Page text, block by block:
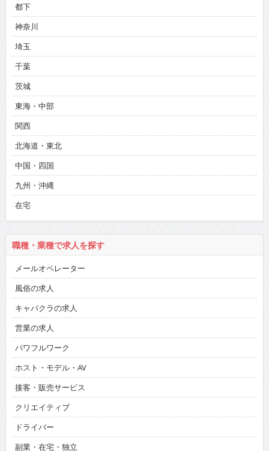
都下
神奈川
埼玉
千葉
茨城
東海・中部
関西
北海道・東北
中国・四国
九州・沖縄
在宅
職種・業種で求人を探す
メールオペレーター
風俗の求人
キャバクラの求人
営業の求人
パワフルワーク
ホスト・モデル・AV
接客・販売サービス
クリエイティブ
ドライバー
副業・在宅・独立